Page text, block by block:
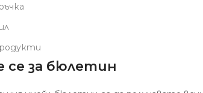
за бюлетин